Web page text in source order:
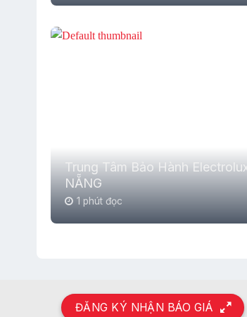
Trung Tâm Bảo Hành
NẴNG
1 phút đọc
ĐĂNG KÝ NHẬN BÁO GIÁ